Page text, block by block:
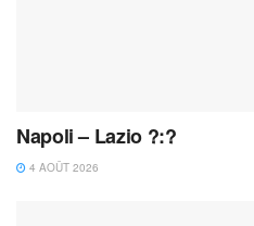
Napoli – Lazio ?:?
4 AOÛT 2026